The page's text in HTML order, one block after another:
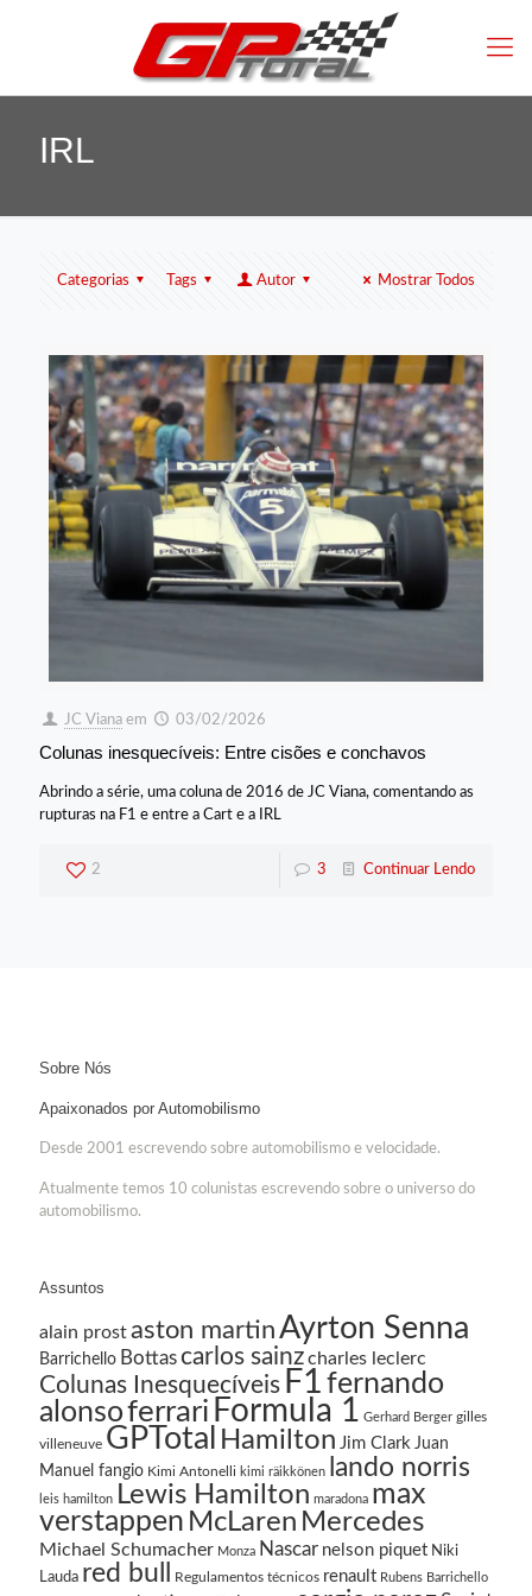
IRL
Categorias Tags Autor Mostrar Todos
JC Viana em 03/02/2026
Colunas inesquecíveis: Entre cisões e conchavos
Abrindo a série, uma coluna de 2016 de JC Viana, comentando as
rupturas na F1 e entre a Cart e a IRL
2 3 Continuar Lendo
Sobre Nós
Apaixonados por Automobilismo
Desde 2001 escrevendo sobre automobilismo e velocidade.
Atualmente temos 10 colunistas escrevendo sobre o universo do
automobilismo.
Assuntos
alain prostaston martinAyrton Senna
Barrichello Bottas carlos sainzcharles leclerc
Colunas Inesquecíveis F1 fernando
alonsoferrari Formula 1 Gerhard Berger gilles
villeneuve GPTotal Hamilton Jim Clark Juan
Manuel fangio Kimi Antonelli kimi räikkönen lando norris
leis hamilton Lewis Hamilton maradona max
verstappen McLaren Mercedes
Michael Schumacher Monza Nascar nelson piquet Niki
Lauda red bull Regulamentos técnicos renault Rubens Barrichello